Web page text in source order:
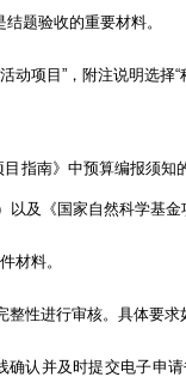
题验收的重要材料。
项目”，附注说明选择
南》中预算编报须知
及《国家自然科学基
材料。
性进行审核。具体要求
并及时提交电子申